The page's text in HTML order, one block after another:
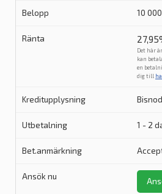
10
Det här
kan
en
dig till
1 - 2